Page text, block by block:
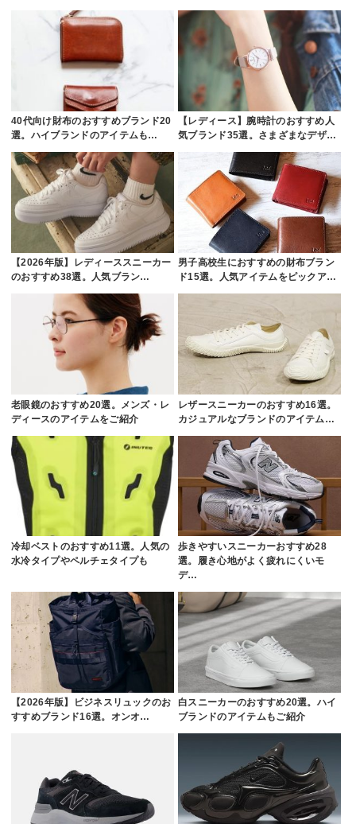
40代向け財布のおすすめブランド20
選。ハイブランドのアイテムも…
【レディース】腕時計のおすすめ人
気ブランド35選。さまざまなデザ…
【2026年版】レディーススニーカー
のおすすめ38選。人気ブラン…
男子高校生におすすめの財布ブラン
ド15選。人気アイテムをピックア…
老眼鏡のおすすめ20選。メンズ・レ
ディースのアイテムをご紹介
レザースニーカーのおすすめ16選。
カジュアルなブランドのアイテム…
冷却ベストのおすすめ11選。人気の
水冷タイプやペルチェタイプも
歩きやすいスニーカーおすすめ28
選。履き心地がよく疲れにくいモ
デ…
【2026年版】ビジネスリュックのお
すすめブランド16選。オンオ…
白スニーカーのおすすめ20選。ハイ
ブランドのアイテムもご紹介